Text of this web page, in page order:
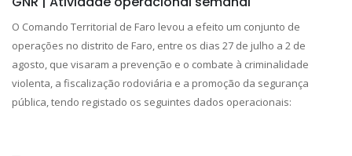
O Comando Territorial de Faro levou a efeito um conjunto de
operações no distrito de Faro, entre os dias 27 de julho a 2 de
agosto, que visaram a prevenção e o combate à criminalidade
violenta, a fiscalização rodoviária e a promoção da segurança
pública, tendo registado os seguintes dados operacionais: